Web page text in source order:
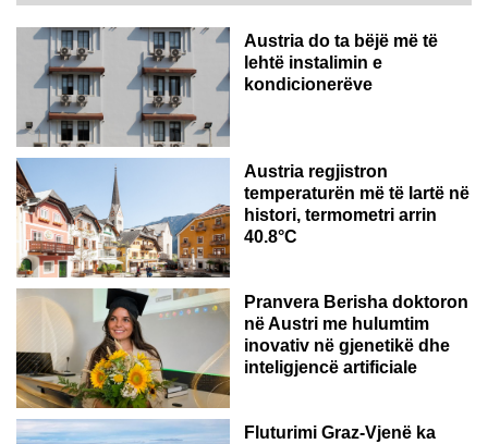
Austria do ta bëjë më të
lehtë instalimin e
kondicionerëve
Austria regjistron
temperaturën më të lartë në
histori, termometri arrin
40.8°C
AUSTRI
Pranvera Berisha doktoron
në Austri me hulumtim
inovativ në gjenetikë dhe
inteligjencë artificiale
Fluturimi Graz-Vjenë ka